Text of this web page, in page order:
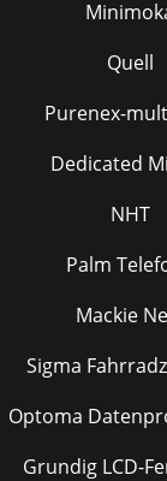
Quell
Purenex-
Dedicated
NHT
Palm
Mackie
Sigma
Optoma
Grundig LCD-